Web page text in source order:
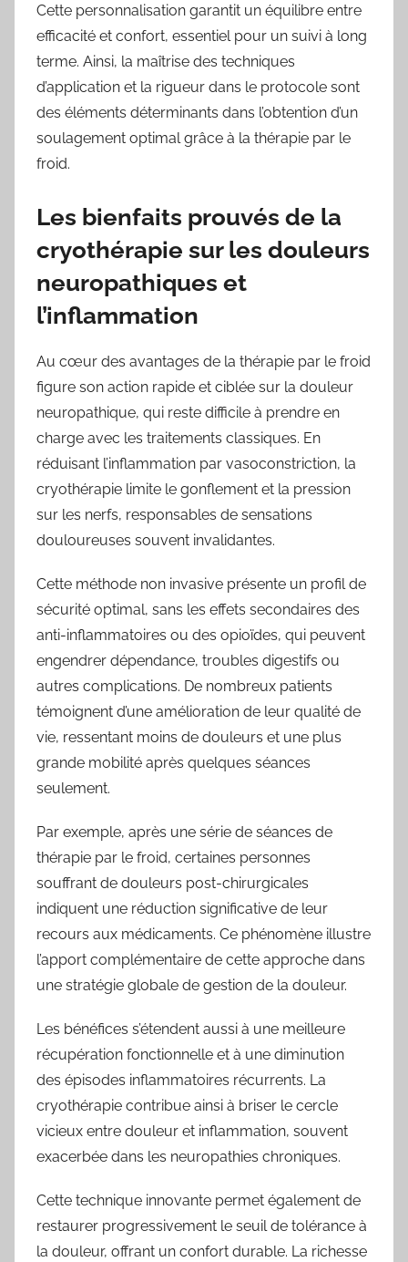
Cette personnalisation garantit un équilibre entre
efficacité et confort, essentiel pour un suivi à long
terme. Ainsi, la maîtrise des techniques
d’application et la rigueur dans le protocole sont
des éléments déterminants dans l’obtention d’un
soulagement optimal grâce à la thérapie par le
froid.
Les bienfaits prouvés de la
cryothérapie sur les douleurs
neuropathiques et
l’inflammation
Au cœur des avantages de la thérapie par le froid
figure son action rapide et ciblée sur la douleur
neuropathique, qui reste difficile à prendre en
charge avec les traitements classiques. En
réduisant l’inflammation par vasoconstriction, la
cryothérapie limite le gonflement et la pression
sur les nerfs, responsables de sensations
douloureuses souvent invalidantes.
Cette méthode non invasive présente un profil de
sécurité optimal, sans les effets secondaires des
anti-inflammatoires ou des opioïdes, qui peuvent
engendrer dépendance, troubles digestifs ou
autres complications. De nombreux patients
témoignent d’une amélioration de leur qualité de
vie, ressentant moins de douleurs et une plus
grande mobilité après quelques séances
seulement.
Par exemple, après une série de séances de
thérapie par le froid, certaines personnes
souffrant de douleurs post-chirurgicales
indiquent une réduction significative de leur
recours aux médicaments. Ce phénomène illustre
l’apport complémentaire de cette approche dans
une stratégie globale de gestion de la douleur.
Les bénéfices s’étendent aussi à une meilleure
récupération fonctionnelle et à une diminution
des épisodes inflammatoires récurrents. La
cryothérapie contribue ainsi à briser le cercle
vicieux entre douleur et inflammation, souvent
exacerbée dans les neuropathies chroniques.
Cette technique innovante permet également de
restaurer progressivement le seuil de tolérance à
la douleur, offrant un confort durable. La richesse